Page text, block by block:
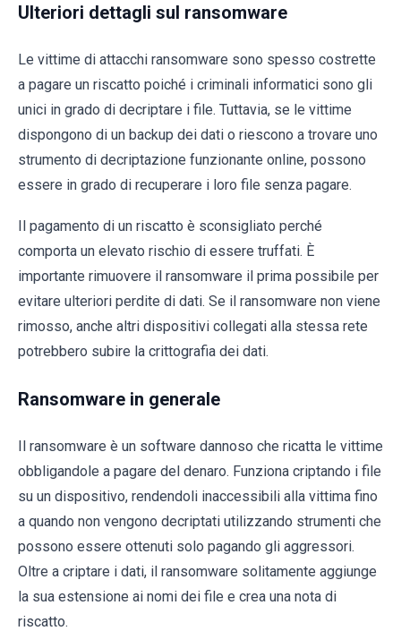
Ulteriori dettagli sul ransomware
Le vittime di attacchi ransomware sono spesso costrette
a pagare un riscatto poiché i criminali informatici sono gli
unici in grado di decriptare i file. Tuttavia, se le vittime
dispongono di un backup dei dati o riescono a trovare uno
strumento di decriptazione funzionante online, possono
essere in grado di recuperare i loro file senza pagare.
Il pagamento di un riscatto è sconsigliato perché
comporta un elevato rischio di essere truffati. È
importante rimuovere il ransomware il prima possibile per
evitare ulteriori perdite di dati. Se il ransomware non viene
rimosso, anche altri dispositivi collegati alla stessa rete
potrebbero subire la crittografia dei dati.
Ransomware in generale
Il ransomware è un software dannoso che ricatta le vittime
obbligandole a pagare del denaro. Funziona criptando i file
su un dispositivo, rendendoli inaccessibili alla vittima fino
a quando non vengono decriptati utilizzando strumenti che
possono essere ottenuti solo pagando gli aggressori.
Oltre a criptare i dati, il ransomware solitamente aggiunge
la sua estensione ai nomi dei file e crea una nota di
riscatto.